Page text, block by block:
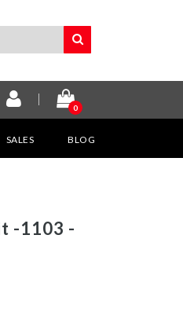
0
SALES BLOG
-1103 -